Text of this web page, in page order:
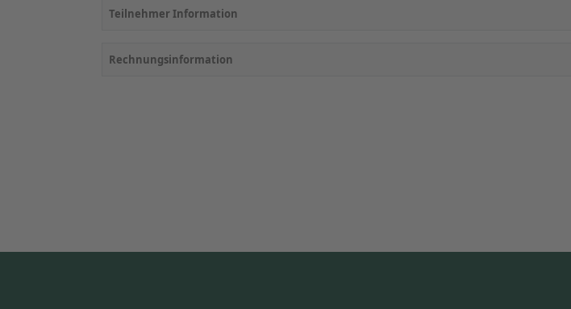
Teilnehmer Information
Rechnungsinformation